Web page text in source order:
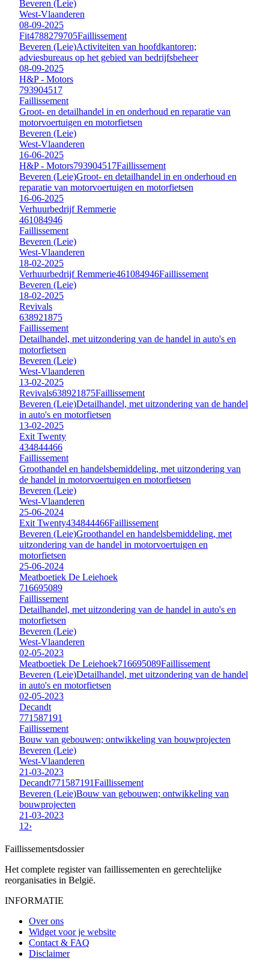
Beveren (Leie)
West-Vlaanderen
08-09-2025
Fit4788279705Faillissement
Beveren (Leie)Activiteiten van hoofdkantoren;
adviesbureaus op het gebied van bedrijfsbeheer
08-09-2025
H&P - Motors
793904517
Faillissement
Groot- en detailhandel in en onderhoud en reparatie van
motorvoertuigen en motorfietsen
Beveren (Leie)
West-Vlaanderen
16-06-2025
H&P - Motors793904517Faillissement
Beveren (Leie)Groot- en detailhandel in en onderhoud en
reparatie van motorvoertuigen en motorfietsen
16-06-2025
Verhuurbedrijf Remmerie
461084946
Faillissement
Beveren (Leie)
West-Vlaanderen
18-02-2025
Verhuurbedrijf Remmerie461084946Faillissement
Beveren (Leie)
18-02-2025
Revivals
638921875
Faillissement
Detailhandel, met uitzondering van de handel in auto's en
motorfietsen
Beveren (Leie)
West-Vlaanderen
13-02-2025
Revivals638921875Faillissement
Beveren (Leie)Detailhandel, met uitzondering van de handel
in auto's en motorfietsen
13-02-2025
Exit Twenty
434844466
Faillissement
Groothandel en handelsbemiddeling, met uitzondering van
de handel in motorvoertuigen en motorfietsen
Beveren (Leie)
West-Vlaanderen
25-06-2024
Exit Twenty434844466Faillissement
Beveren (Leie)Groothandel en handelsbemiddeling, met
uitzondering van de handel in motorvoertuigen en
motorfietsen
25-06-2024
Meatboetiek De Leiehoek
716695089
Faillissement
Detailhandel, met uitzondering van de handel in auto's en
motorfietsen
Beveren (Leie)
West-Vlaanderen
02-05-2023
Meatboetiek De Leiehoek716695089Faillissement
Beveren (Leie)Detailhandel, met uitzondering van de handel
in auto's en motorfietsen
02-05-2023
Decandt
771587191
Faillissement
Bouw van gebouwen; ontwikkeling van bouwprojecten
Beveren (Leie)
West-Vlaanderen
21-03-2023
Decandt771587191Faillissement
Beveren (Leie)Bouw van gebouwen; ontwikkeling van
bouwprojecten
21-03-2023
1 2›
Faillissementsdossier
Het complete register van faillissementen en gerechtelijke
reorganisaties in België.
INFORMATIE
Over ons
Widget voor je website
Contact & FAQ
Disclaimer